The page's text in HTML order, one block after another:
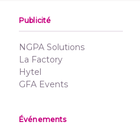
Publicité
NGPA Solutions
La Factory
Hytel
GFA Events
Événements